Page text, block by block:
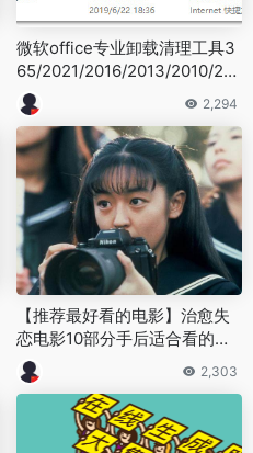
微软office专业卸载清理工具3
65/2021/2016/2013/2010/20
07/2003
2,294
【推荐最好看的电影】治愈失
恋电影10部分手后适合看的电
影
2,303